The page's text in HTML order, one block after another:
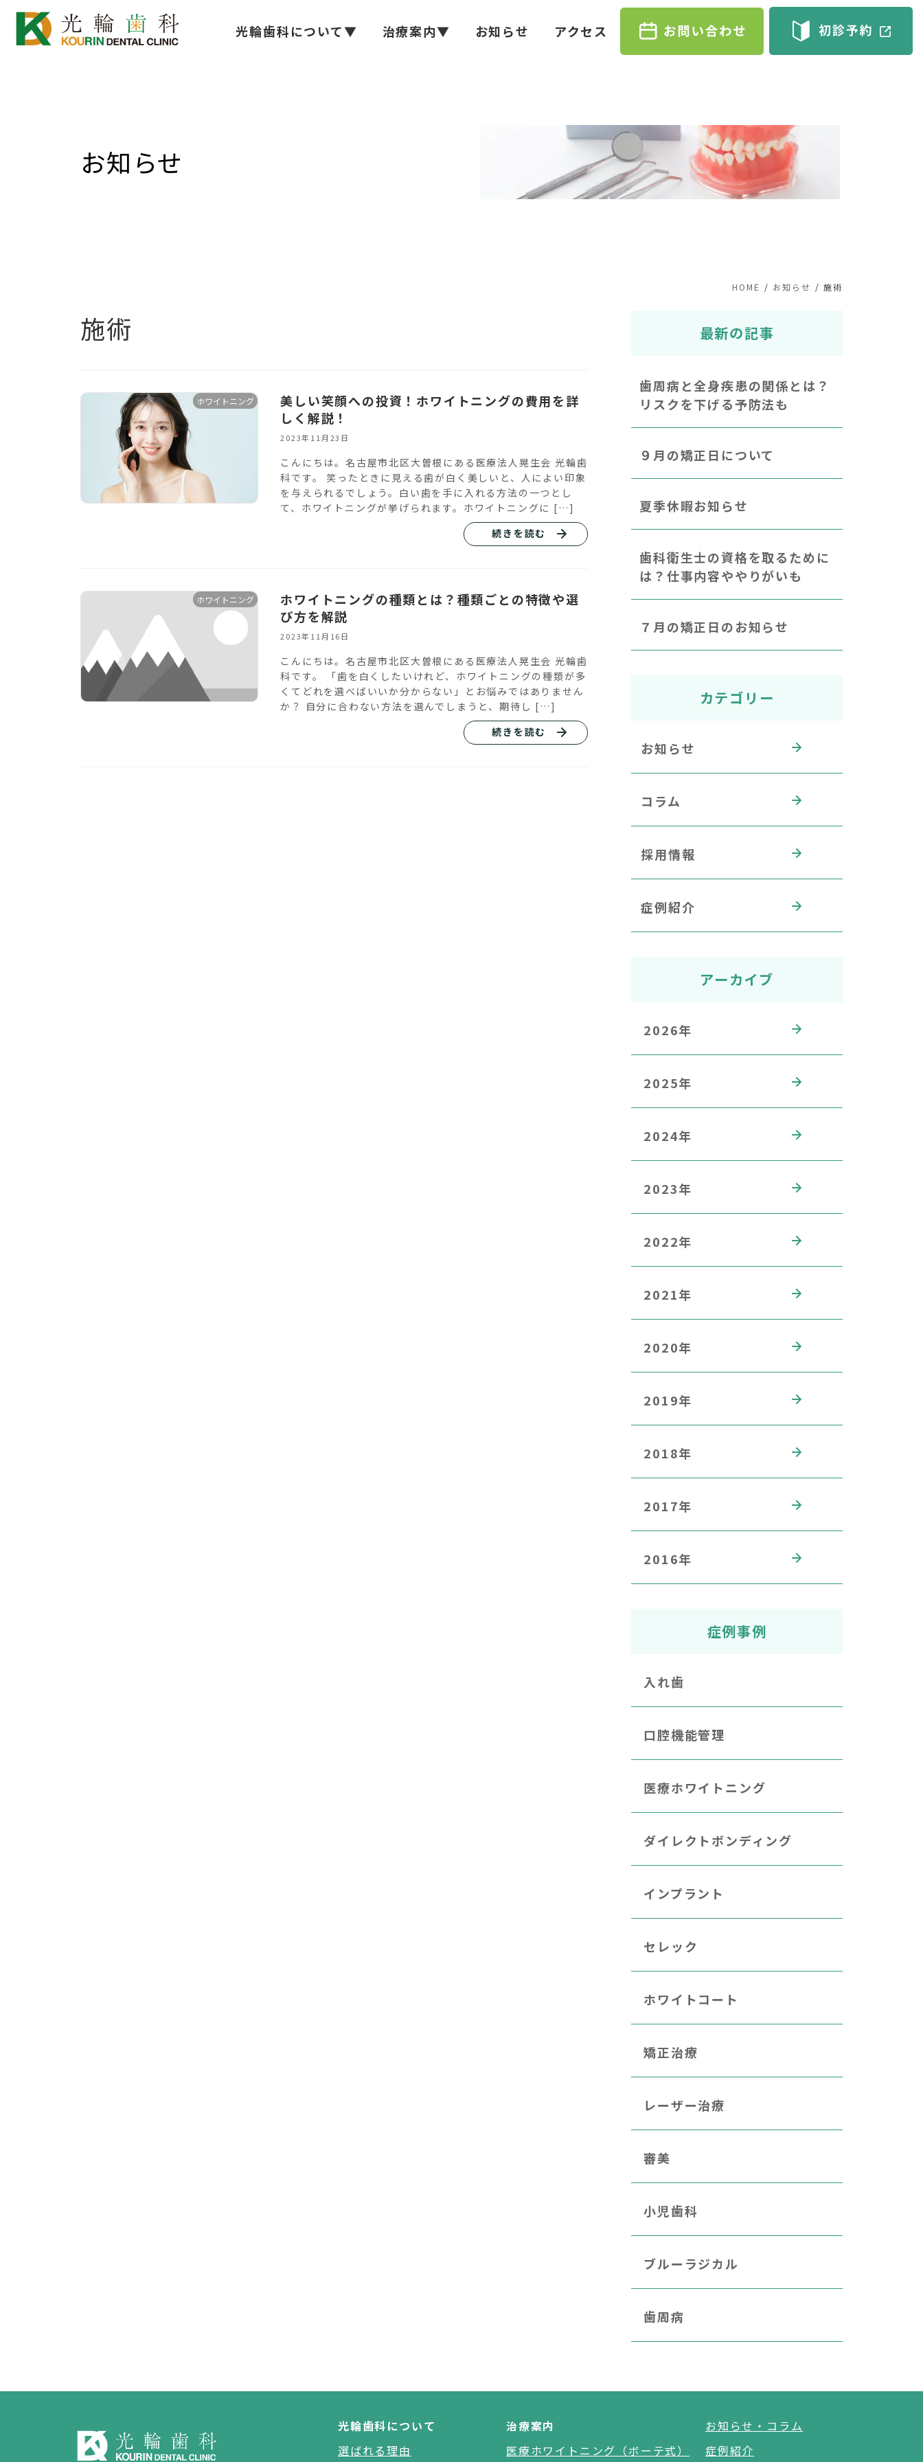
光輪歯科について▼ 治療案内▼ お知らせ アクセス
お知らせ
HOME お知らせ 施術
施術
ホワイトニング
美しい笑顔への投資！ホワイトニングの費用を詳
しく解説！
2023年11月23日
こんにちは。名古屋市北区大曽根にある医療法人晃生会 光輪歯
科です。 笑ったときに見える歯が白く美しいと、人によい印象
を与えられるでしょう。白い歯を手に入れる方法の一つとし
て、ホワイトニングが挙げられます。ホワイトニングに […]
続きを読む
ホワイトニング
ホワイトニングの種類とは？種類ごとの特徴や選
び方を解説
2023年11月16日
こんにちは。名古屋市北区大曽根にある医療法人晃生会 光輪歯
科です。 「歯を白くしたいけれど、ホワイトニングの種類が多
くてどれを選べばいいか分からない」とお悩みではありません
か？ 自分に合わない方法を選んでしまうと、期待し […]
続きを読む
最新の記事
歯周病と全身疾患の関係とは？
リスクを下げる予防法も
９月の矯正日について
夏季休暇お知らせ
歯科衛生士の資格を取るために
は？仕事内容ややりがいも
７月の矯正日のお知らせ
カテゴリー
お知らせ
コラム
採用情報
症例紹介
アーカイブ
2026年
2025年
2024年
2023年
2022年
2021年
2020年
2019年
2018年
2017年
2016年
症例事例
入れ歯
口腔機能管理
医療ホワイトニング
ダイレクトボンディング
インプラント
セレック
ホワイトコート
矯正治療
レーザー治療
審美
小児歯科
ブルーラジカル
歯周病
光輪歯科について
選ばれる理由
治療案内
医療ホワイトニング（ボーテ式）
お知らせ・コラム
症例紹介